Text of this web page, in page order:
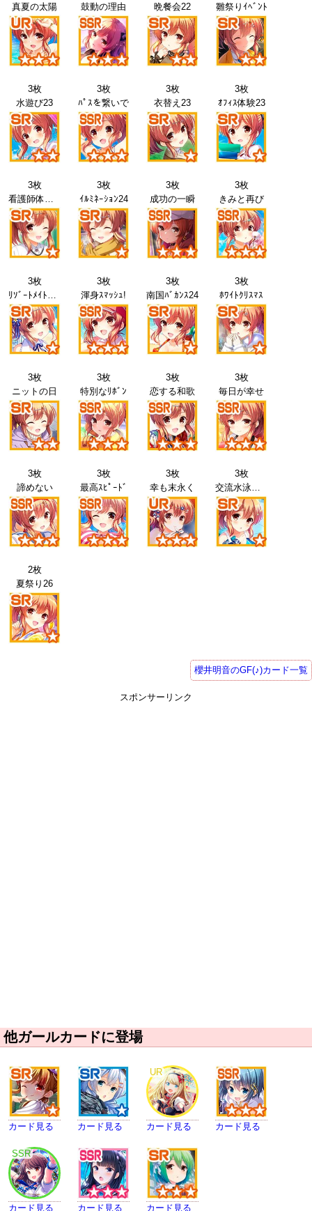
真夏の太陽
鼓動の理由
晩餐会22
雛祭りｲﾍﾞﾝﾄ
3枚
水遊び23
3枚
ﾊﾟｽを繋いで
3枚
衣替え23
3枚
ｵﾌｨｽ体験23
3枚
看護師体験23
3枚
ｲﾙﾐﾈｰｼｮﾝ24
3枚
成功の一瞬
3枚
きみと再び
3枚
ﾘｿﾞｰﾄﾒｲﾄﾞ24
3枚
渾身ｽﾏｯｼｭ!
3枚
南国ﾊﾞｶﾝｽ24
3枚
ﾎﾜｲﾄｸﾘｽﾏｽ
3枚
ニットの日
3枚
特別なﾘﾎﾞﾝ
3枚
恋する和歌
3枚
毎日が幸せ
3枚
諦めない
3枚
最高ｽﾋﾟｰﾄﾞ
3枚
幸も末永く
3枚
交流水泳会26
2枚
夏祭り26
櫻井明音のGF(♪)カード一覧
スポンサーリンク
他ガールカードに登場
カード見る カード見る
UR
カード見る カード見る
SSR
カード見る カード見る カード見る